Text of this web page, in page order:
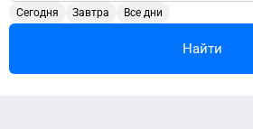
Сегодня Завтра Все дни
Найти